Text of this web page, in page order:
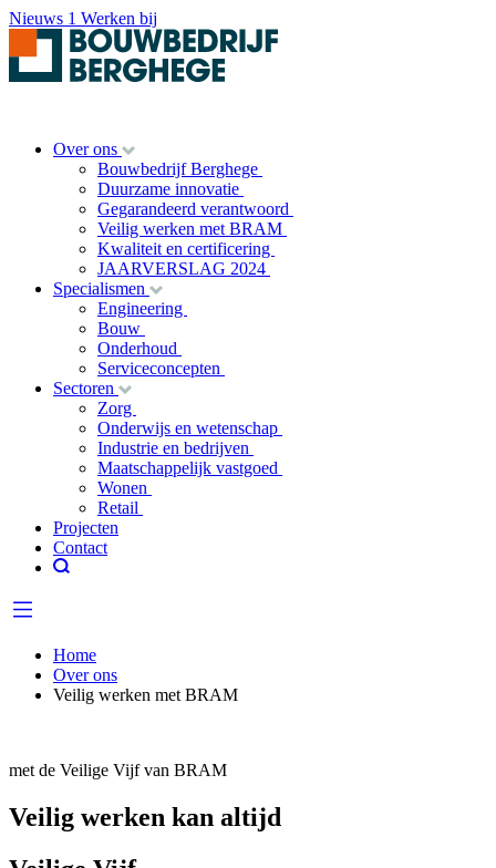
Nieuws 1 Werken bij
Over ons
Bouwbedrijf Berghege
Duurzame innovatie
Gegarandeerd verantwoord
Veilig werken met BRAM
Kwaliteit en certificering
JAARVERSLAG 2024
Specialismen
Engineering
Bouw
Onderhoud
Serviceconcepten
Sectoren
Zorg
Onderwijs en wetenschap
Industrie en bedrijven
Maatschappelijk vastgoed
Wonen
Retail
Projecten
Contact
Home
Over ons
Veilig werken met BRAM
met de Veilige Vijf van BRAM
Veilig werken kan altijd